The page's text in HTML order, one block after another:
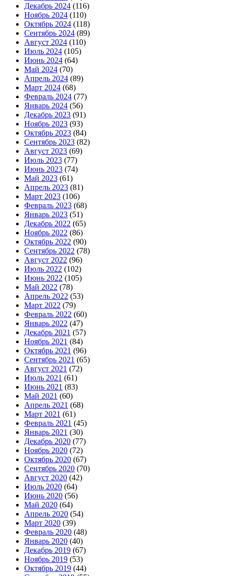
Декабрь 2024 (116)
Ноябрь 2024 (110)
Октябрь 2024 (118)
Сентябрь 2024 (89)
Август 2024 (110)
Июль 2024 (105)
Июнь 2024 (64)
Май 2024 (70)
Апрель 2024 (89)
Март 2024 (68)
Февраль 2024 (77)
Январь 2024 (56)
Декабрь 2023 (91)
Ноябрь 2023 (93)
Октябрь 2023 (84)
Сентябрь 2023 (82)
Август 2023 (69)
Июль 2023 (77)
Июнь 2023 (74)
Май 2023 (61)
Апрель 2023 (81)
Март 2023 (106)
Февраль 2023 (68)
Январь 2023 (51)
Декабрь 2022 (65)
Ноябрь 2022 (86)
Октябрь 2022 (90)
Сентябрь 2022 (78)
Август 2022 (96)
Июль 2022 (102)
Июнь 2022 (105)
Май 2022 (78)
Апрель 2022 (53)
Март 2022 (79)
Февраль 2022 (60)
Январь 2022 (47)
Декабрь 2021 (57)
Ноябрь 2021 (84)
Октябрь 2021 (96)
Сентябрь 2021 (65)
Август 2021 (72)
Июль 2021 (61)
Июнь 2021 (83)
Май 2021 (60)
Апрель 2021 (68)
Март 2021 (61)
Февраль 2021 (45)
Январь 2021 (30)
Декабрь 2020 (77)
Ноябрь 2020 (72)
Октябрь 2020 (67)
Сентябрь 2020 (70)
Август 2020 (42)
Июль 2020 (64)
Июнь 2020 (56)
Май 2020 (64)
Апрель 2020 (54)
Март 2020 (39)
Февраль 2020 (48)
Январь 2020 (40)
Декабрь 2019 (67)
Ноябрь 2019 (53)
Октябрь 2019 (44)